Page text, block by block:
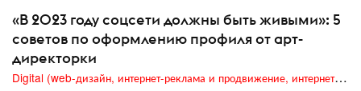
«В 2023 году соцсети должны быть живыми»: 5
советов по оформлению профиля от арт-
директорки
Digital (web-дизайн, интернет-реклама и продвижение, интернет-сообщества и блоги, интернет-коммуникации, мобильный маркетинг, реклама на цифровых экранах)